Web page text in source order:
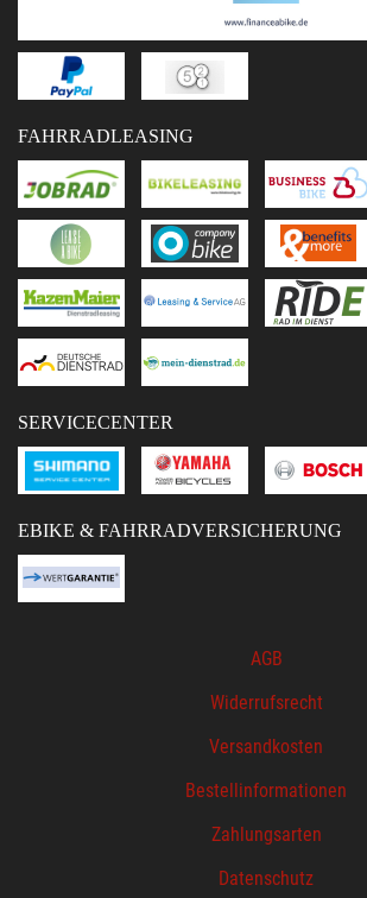
FAHRRADLEASING
SERVICECENTER
EBIKE & FAHRRADVERSICHERUNG
AGB
Widerrufsrecht
Versandkosten
Bestellinformationen
Zahlungsarten
Datenschutz